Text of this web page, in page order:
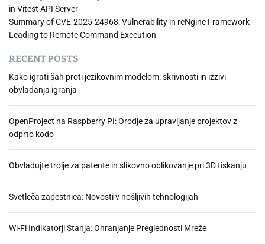
in Vitest API Server
Summary of CVE-2025-24968: Vulnerability in reNgine Framework
Leading to Remote Command Execution
RECENT POSTS
Kako igrati šah proti jezikovnim modelom: skrivnosti in izzivi
obvladanja igranja
OpenProject na Raspberry PI: Orodje za upravljanje projektov z
odprto kodo
Obvladujte trolje za patente in slikovno oblikovanje pri 3D tiskanju
Svetleča zapestnica: Novosti v nošljivih tehnologijah
Wi-Fi Indikatorji Stanja: Ohranjanje Preglednosti Mreže